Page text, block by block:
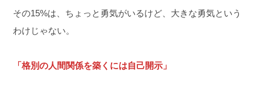
その15%は、ちょっと勇気がいるけど、大きな勇気という
わけじゃない。
「格別の人間関係を築くには自己開示」